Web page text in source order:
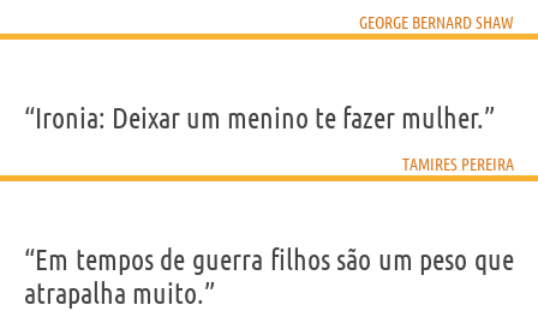
GEORGE BERNARD SHAW
“Ironia: Deixar um menino te fazer mulher.”
TAMIRES PEREIRA
“Em tempos de guerra filhos são um peso que
atrapalha muito.”